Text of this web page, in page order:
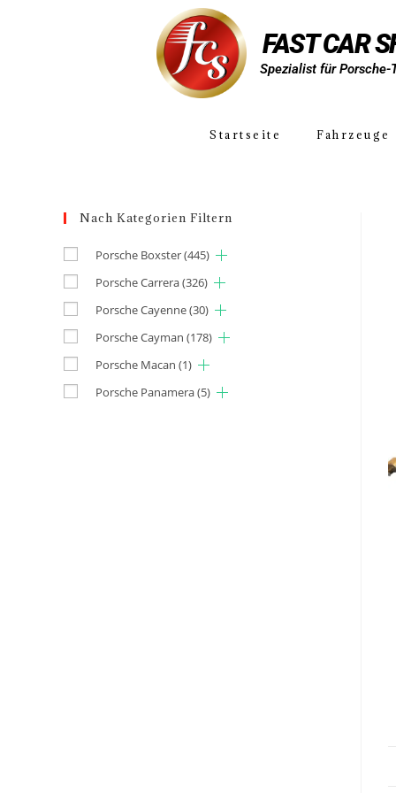
FAST CAR
Spezialist für Porsche-
Startseite Fahrzeuge
Nach Kategorien Filtern
Porsche Boxster(445)
Porsche Carrera(326)
Porsche Cayenne(30)
Porsche Cayman (178)
Porsche Macan (1)
Porsche Panamera(5)